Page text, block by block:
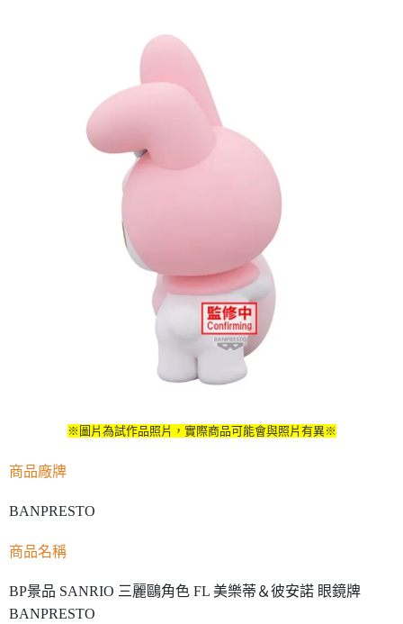
※圖片為試作品照片，實際商品可能會與照片有異※
商品廠牌
BANPRESTO
商品名稱
BP景品 SANRIO 三麗鷗角色 FL 美樂蒂＆彼安諾 眼鏡牌
BANPRESTO